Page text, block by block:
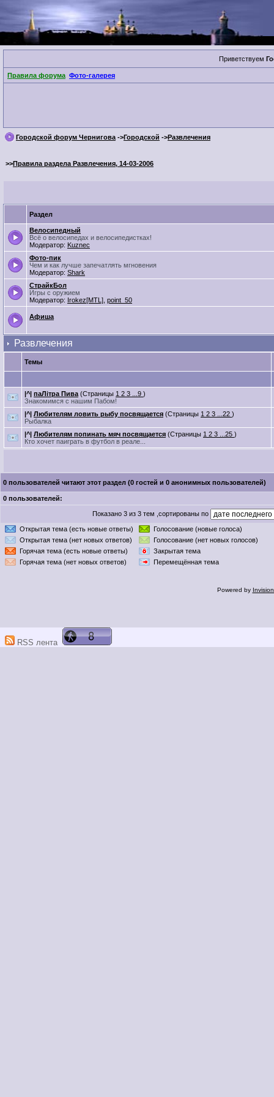
Приветствуем
Правила форума Фото-галерея
Городской форум Чернигова ->Городской ->Развлечения
>>Правила раздела Развлечения, 14-03-2006
Раздел
Велосипедный
Всё о велосипедах и велосипедистках!
Модератор: Kuznec
Фото-пик
Чем и как лучше запечатлять мгновения
Модератор: Shark
СтрайкБол
Игры с оружием
Модератор: Irokez[MTL] point_50
Афиша
Развлечения
Темы
|^| паЛітра Пива (Страницы 1 2 3 ...9 )
Знакомимся с нашим Пабом!
|^| Любителям ловить рыбу посвящается (Страницы 1 2 3 ...22 )
Рыбалка
|^| Любителям попинать мяч посвящается (Страницы 1 2 3 ...25 )
Кто хочет паиграть в футбол в реале...
0 пользователей читают этот раздел (0 гостей и 0 анонимных пользователей)
0 пользователей:
Показано 3 из 3 тем ,сортированы по
Открытая тема (есть новые ответы)
Голосование (новые голоса)
Открытая тема (нет новых ответов)
Голосование (нет новых голосов)
Горячая тема (есть новые ответы)
Закрытая тема
Горячая тема (нет новых ответов)
Перемещённая тема
Powered by
RSS лента